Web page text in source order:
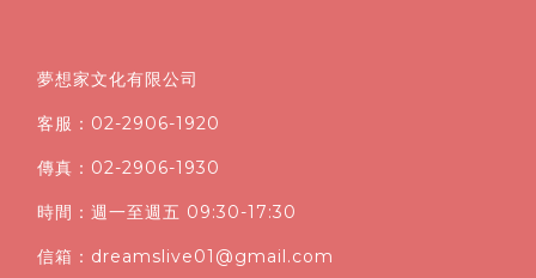
夢想家文化有限公司
客服：02-2906-1920
傳真：02-2906-1930
時間：週一至週五 09:30-17:30
信箱：dreamslive01@gmail.com